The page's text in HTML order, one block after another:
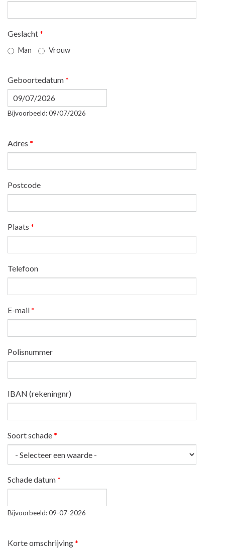
Geslacht *
Man Vrouw
Geboortedatum *
Datum
Bijvoorbeeld: 09/07/2026
Adres *
Postcode
Plaats *
Telefoon
E-mail *
Polisnummer
IBAN (rekeningnr)
Soort schade *
Schade datum *
Bijvoorbeeld: 09-07-2026
Korte omschrijving *